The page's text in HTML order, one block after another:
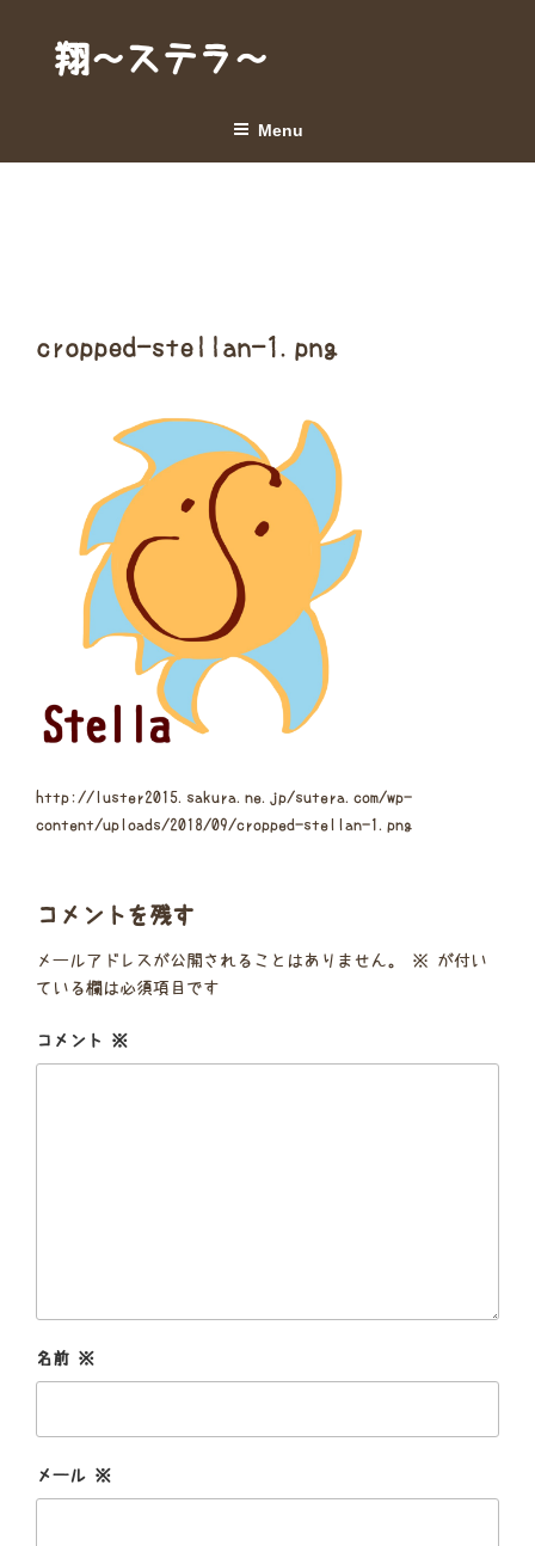
content翔～ステラ～
Menu
cropped-stellan-1.png
http://luster2015.sakura.ne.jp/sutera.com/wp-
content/uploads/2018/09/cropped-stellan-1.png
コメントを残す
メールアドレスが公開されることはありません。 ※ が付い
ている欄は必須項目です
コメント ※
名前 ※
メール ※